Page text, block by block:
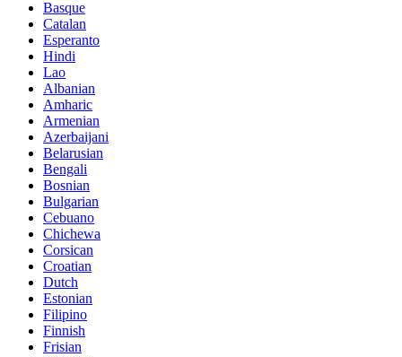
Basque
Catalan
Esperanto
Hindi
Lao
Albanian
Amharic
Armenian
Azerbaijani
Belarusian
Bengali
Bosnian
Bulgarian
Cebuano
Chichewa
Corsican
Croatian
Dutch
Estonian
Filipino
Finnish
Frisian